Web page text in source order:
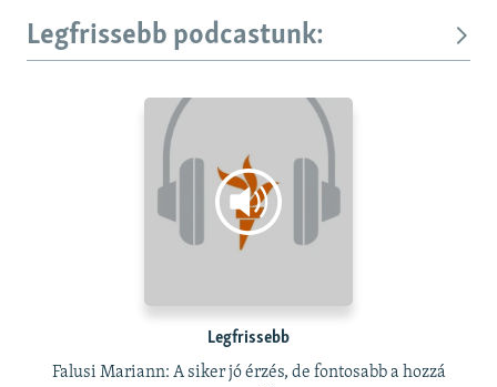
Legfrissebb podcastunk:
Legfrissebb
Falusi Mariann: A siker jó érzés, de fontosabb a hozzá